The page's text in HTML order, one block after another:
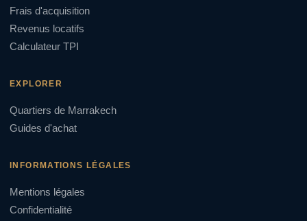
Frais d'acquisition
Revenus locatifs
Calculateur TPI
EXPLORER
Quartiers de Marrakech
Guides d'achat
INFORMATIONS LÉGALES
Mentions légales
Confidentialité